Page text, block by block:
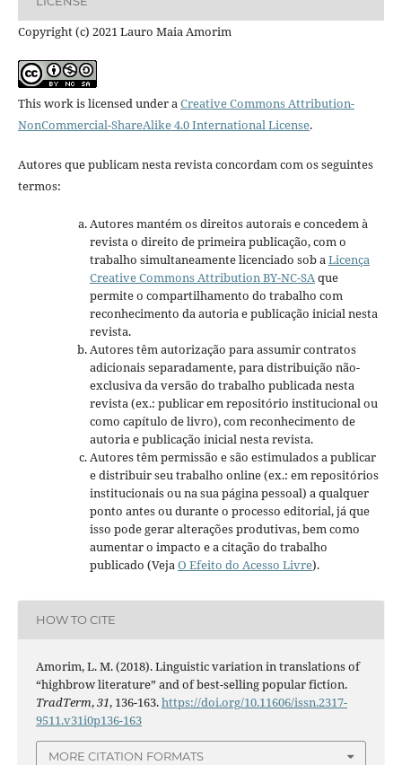
Copyright (c) 2021 Lauro Maia Amorim
This work is licensed under aCreative Commons Attribution-
NonCommercial-ShareAlike 4.0 International License.
Autores que publicam nesta revista concordam com os seguintes
termos:
Autores mantém os direitos autorais e concedem à
revista o direito de primeira publicação, com o
trabalho simultaneamente licenciado sob aLicença
Creative Commons Attribution BY-NC-SAque
permite o compartilhamento do trabalho com
reconhecimento da autoria e publicação inicial nesta
revista.
Autores têm autorização para assumir contratos
adicionais separadamente, para distribuição não-
exclusiva da versão do trabalho publicada nesta
revista (ex.: publicar em repositório institucional ou
como capítulo de livro), com reconhecimento de
autoria e publicação inicial nesta revista.
Autores têm permissão e são estimulados a publicar
e distribuir seu trabalho online (ex.: em repositórios
institucionais ou na sua página pessoal) a qualquer
ponto antes ou durante o processo editorial, já que
isso pode gerar alterações produtivas, bem como
aumentar o impacto e a citação do trabalho
publicado (VejaO Efeito do Acesso Livre).
HOW TO CITE
Amorim, L. M. (2018). Linguistic variation in translations of
“highbrow literature” and of best-selling popular fiction.
TradTerm,31, 136-163.https://doi.org/10.11606/issn.2317-
9511.v31i0p136-163
MORE CITATION FORMATS